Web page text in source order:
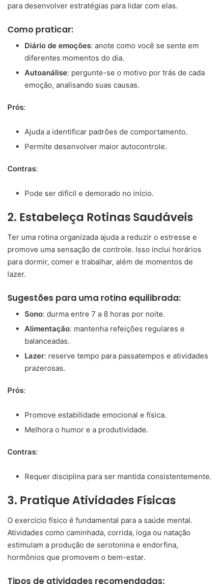
para desenvolver estratégias para lidar com elas.
Como praticar:
Diário de emoções: anote como você se sente em
diferentes momentos do dia.
Autoanálise: pergunte-se o motivo por trás de cada
emoção, analisando suas causas.
Prós:
Ajuda a identificar padrões de comportamento.
Permite desenvolver maior autocontrole.
Contras:
Pode ser difícil e demorado no início.
2. Estabeleça Rotinas Saudáveis
Ter uma rotina organizada ajuda a reduzir o estresse e
promove uma sensação de controle. Isso inclui horários
para dormir, comer e trabalhar, além de momentos de
lazer.
Sugestões para uma rotina equilibrada:
Sono: durma entre 7 a 8 horas por noite.
Alimentação: mantenha refeições regulares e
balanceadas.
Lazer: reserve tempo para passatempos e atividades
prazerosas.
Prós:
Promove estabilidade emocional e física.
Melhora o humor e a produtividade.
Contras:
Requer disciplina para ser mantida consistentemente.
3. Pratique Atividades Físicas
O exercício físico é fundamental para a saúde mental.
Atividades como caminhada, corrida, ioga ou natação
estimulam a produção de serotonina e endorfina,
hormônios que promovem o bem-estar.
Tipos de atividades recomendadas: